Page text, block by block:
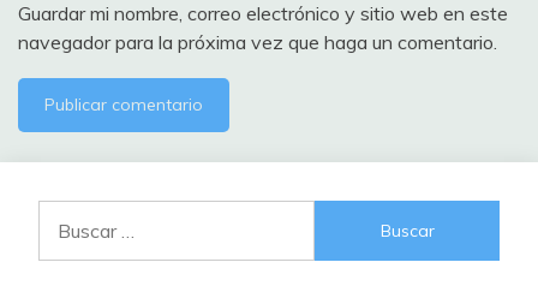
Guardar mi nombre, correo electrónico y sitio web en este
navegador para la próxima vez que haga un comentario.